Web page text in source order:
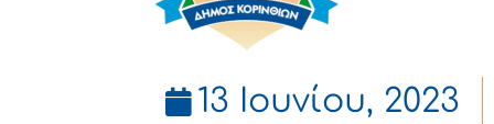
13 Ιουνίου, 2023